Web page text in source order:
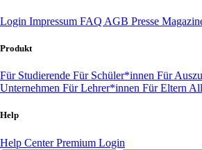
Login Impressum FAQ AGB Presse
Produkt
Für Studierende Für Schüler*innen Für
Unternehmen Für Lehrer*innen Für Eltern
Help
Help CenterPremium Login